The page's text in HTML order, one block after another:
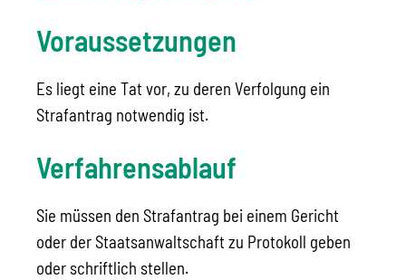
Voraussetzungen
Es liegt eine Tat vor, zu deren Verfolgung ein
Strafantrag notwendig ist.
Verfahrensablauf
Sie müssen den Strafantrag bei einem Gericht
oder der Staatsanwaltschaft zu Protokoll geben
oder schriftlich stellen.